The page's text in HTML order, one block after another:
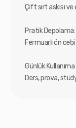
Çift sırt askısı
Pratik Depolama:
Fermuarlı ön
Günlük
Ders, prova,